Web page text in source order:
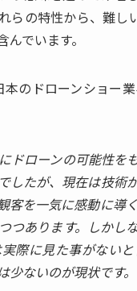
らの特性から、難
でいます。
のドローンショー
ドローンの可能性
したが、現在は技
客を一気に感動に
つあります。しか
際に見た事がない
ないのが現状です。